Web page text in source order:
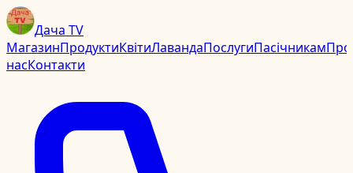
Дача TV
МагазинПродуктиКвітиЛавандаПослугиПасічникамПро
насКонтакти